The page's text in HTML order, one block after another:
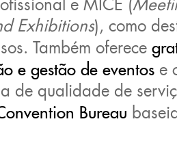
e MICE (
Exhibitions), como
Também oferece
e gestão de eventos e
de qualidade de
Bureau